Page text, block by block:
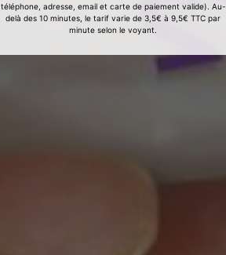
téléphone, adresse, email et carte de paiement valide). Au-
delà des 10 minutes, le tarif varie de 3,5€ à 9,5€ TTC par
minute selon le voyant.